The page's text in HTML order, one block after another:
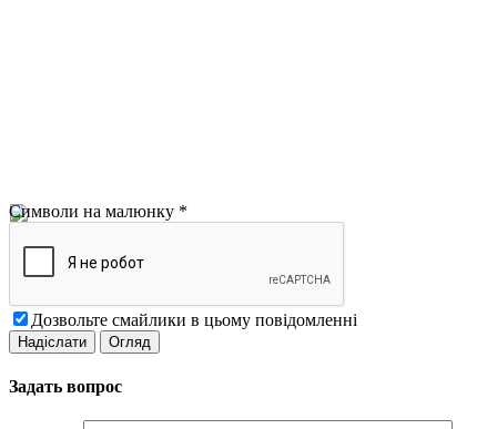
Символи на малюнку *
Дозвольте смайлики в цьому повідомленні
Задать вопрос